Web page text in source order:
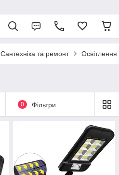
Сантехніка та ремонт Освітлення
0 Фільтри